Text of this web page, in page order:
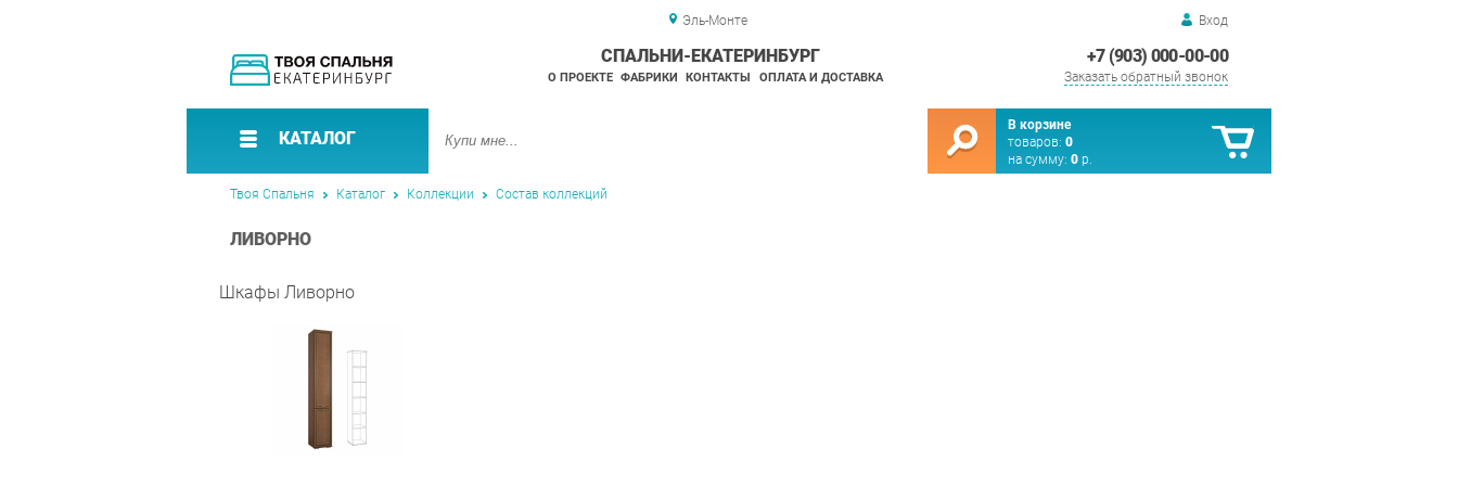
Эль-Монте Вход
+7 (903) 000-00-00
Заказать обратный звонок
СПАЛЬНИ-ЕКАТЕРИНБУРГ
О ПРОЕКТЕ ФАБРИКИ КОНТАКТЫ ОПЛАТА И ДОСТАВКА
КАТАЛОГ
В корзине
товаров: 0
на сумму: 0 р.
Твоя Спальня Каталог Коллекции Состав коллекций
ЛИВОРНО
Шкафы Ливорно